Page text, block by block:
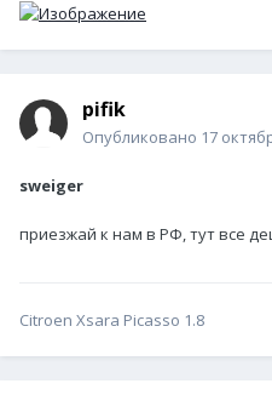
pifik
Опубликовано 17
sweiger
приезжай к нам в РФ, тут все
Citroen Xsara Picasso 1.8